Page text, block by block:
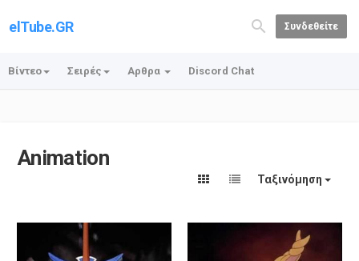
elTube.GR Συνδεθείτε
Βίντεο Σειρές Αρθρα Discord Chat
Animation
Ταξινόμηση